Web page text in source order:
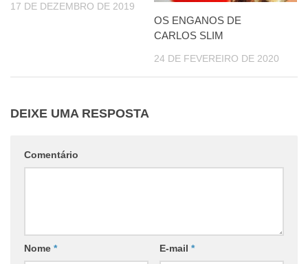
17 DE DEZEMBRO DE 2019
OS ENGANOS DE
CARLOS SLIM
24 DE FEVEREIRO DE 2020
DEIXE UMA RESPOSTA
Comentário
Nome * E-mail *